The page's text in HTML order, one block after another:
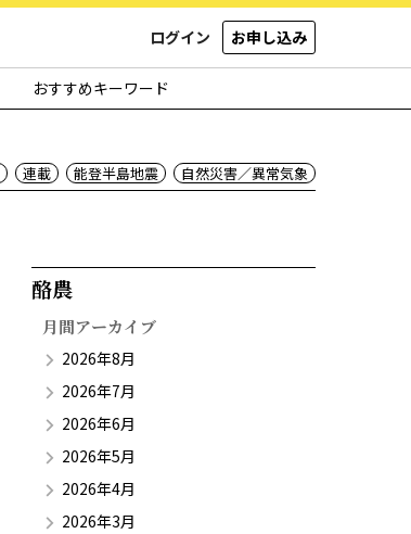
ログイン お申し込み
おすすめキーワード
連載 能登半島地震 自然災害／異常気象
酪農​
月間アーカイブ
2026年8月
2026年7月
2026年6月
2026年5月
2026年4月
2026年3月